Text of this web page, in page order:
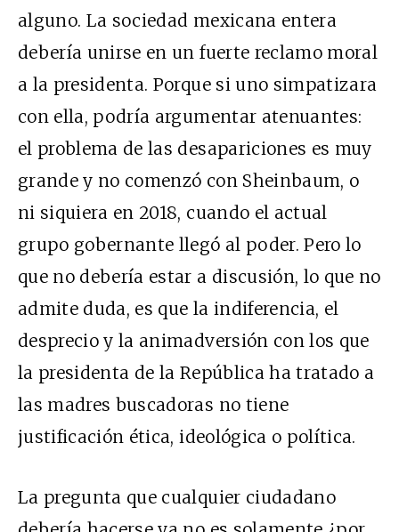
alguno. La sociedad mexicana entera
debería unirse en un fuerte reclamo moral
a la presidenta. Porque si uno simpatizara
con ella, podría argumentar atenuantes:
el problema de las desapariciones es muy
grande y no comenzó con Sheinbaum, o
ni siquiera en 2018, cuando el actual
grupo gobernante llegó al poder. Pero lo
que no debería estar a discusión, lo que no
admite duda, es que la indiferencia, el
desprecio y la animadversión con los que
la presidenta de la República ha tratado a
las madres buscadoras no tiene
justificación ética, ideológica o política.
La pregunta que cualquier ciudadano